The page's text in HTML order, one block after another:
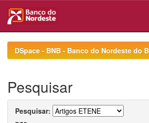
navigationDSpace - BNB - Banco do Nordeste do
Pesquisar
Pesquisar: